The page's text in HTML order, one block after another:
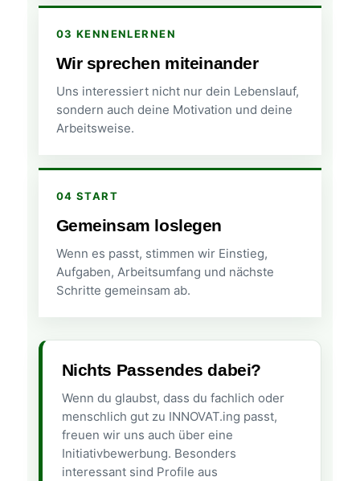
03 KENNENLERNEN
Wir sprechen miteinander
Uns interessiert nicht nur dein Lebenslauf,
sondern auch deine Motivation und deine
Arbeitsweise.
04 START
Gemeinsam loslegen
Wenn es passt, stimmen wir Einstieg,
Aufgaben, Arbeitsumfang und nächste
Schritte gemeinsam ab.
Nichts Passendes dabei?
Wenn du glaubst, dass du fachlich oder
menschlich gut zu INNOVAT.ing passt,
freuen wir uns auch über eine
Initiativbewerbung. Besonders
interessant sind Profile aus